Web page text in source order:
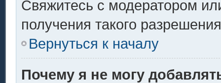
Свяжитесь с модератором
получения такого
Вернуться к началу
Почему я не могу